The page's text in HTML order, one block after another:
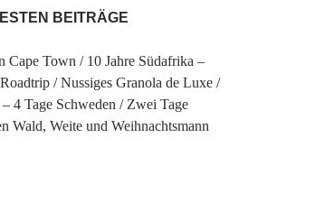
BEITRÄGE
Cape Town
10 Jahre Südafrika –
Nussiges Granola de Luxe
4 Tage Schweden
Zwei Tage
Wald, Weite und Weihnachtsmann